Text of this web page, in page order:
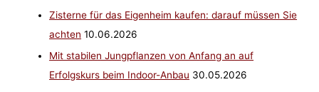
Zisterne für das Eigenheim kaufen: darauf müssen Sie
achten 10.06.2026
Mit stabilen Jungpflanzen von Anfang an auf
Erfolgskurs beim Indoor-Anbau 30.05.2026